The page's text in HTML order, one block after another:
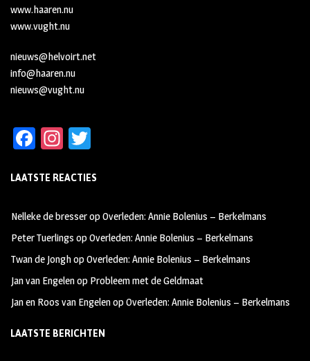
www.haaren.nu
www.vught.nu
nieuws@helvoirt.net
info@haaren.nu
nieuws@vught.nu
Fa
b
oo
k
In
ag
m
tt
LAATSTE REACTIES
Nelleke de bresseropOverleden: Annie Bolenius – Berkelmans
Peter Tuerlings opOverleden: Annie Bolenius – Berkelmans
Twan de JonghopOverleden: Annie Bolenius – Berkelmans
Jan van Engelenop Probleem met de Geldmaat
Jan en Roos van EngelenopOverleden: Annie Bolenius – Berkelmans
LAATSTE BERICHTEN